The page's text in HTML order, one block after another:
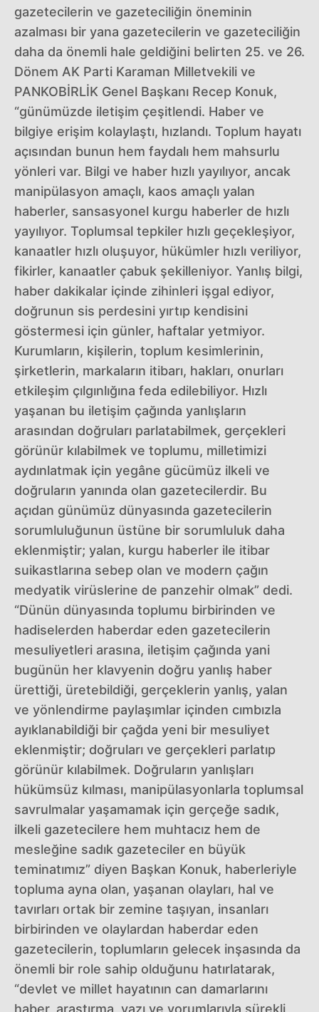
gazetecilerin ve gazeteciliğin öneminin
azalması bir yana gazetecilerin ve gazeteciliğin
daha da önemli hale geldiğini belirten 25. ve 26.
Dönem AK Parti Karaman Milletvekili ve
PANKOBİRLİK Genel Başkanı Recep Konuk,
“günümüzde iletişim çeşitlendi. Haber ve
bilgiye erişim kolaylaştı, hızlandı. Toplum hayatı
açısından bunun hem faydalı hem mahsurlu
yönleri var. Bilgi ve haber hızlı yayılıyor, ancak
manipülasyon amaçlı, kaos amaçlı yalan
haberler, sansasyonel kurgu haberler de hızlı
yayılıyor. Toplumsal tepkiler hızlı geçekleşiyor,
kanaatler hızlı oluşuyor, hükümler hızlı veriliyor,
fikirler, kanaatler çabuk şekilleniyor. Yanlış bilgi,
haber dakikalar içinde zihinleri işgal ediyor,
doğrunun sis perdesini yırtıp kendisini
göstermesi için günler, haftalar yetmiyor.
Kurumların, kişilerin, toplum kesimlerinin,
şirketlerin, markaların itibarı, hakları, onurları
etkileşim çılgınlığına feda edilebiliyor. Hızlı
yaşanan bu iletişim çağında yanlışların
arasından doğruları parlatabilmek, gerçekleri
görünür kılabilmek ve toplumu, milletimizi
aydınlatmak için yegâne gücümüz ilkeli ve
doğruların yanında olan gazetecilerdir. Bu
açıdan günümüz dünyasında gazetecilerin
sorumluluğunun üstüne bir sorumluluk daha
eklenmiştir; yalan, kurgu haberler ile itibar
suikastlarına sebep olan ve modern çağın
medyatik virüslerine de panzehir olmak” dedi.
“Dünün dünyasında toplumu birbirinden ve
hadiselerden haberdar eden gazetecilerin
mesuliyetleri arasına, iletişim çağında yani
bugünün her klavyenin doğru yanlış haber
ürettiği, üretebildiği, gerçeklerin yanlış, yalan
ve yönlendirme paylaşımlar içinden cımbızla
ayıklanabildiği bir çağda yeni bir mesuliyet
eklenmiştir; doğruları ve gerçekleri parlatıp
görünür kılabilmek. Doğruların yanlışları
hükümsüz kılması, manipülasyonlarla toplumsal
savrulmalar yaşamamak için gerçeğe sadık,
ilkeli gazetecilere hem muhtacız hem de
mesleğine sadık gazeteciler en büyük
teminatımız” diyen Başkan Konuk, haberleriyle
topluma ayna olan, yaşanan olayları, hal ve
tavırları ortak bir zemine taşıyan, insanları
birbirinden ve olaylardan haberdar eden
gazetecilerin, toplumların gelecek inşasında da
önemli bir role sahip olduğunu hatırlatarak,
“devlet ve millet hayatının can damarlarını
haber, araştırma, yazı ve yorumlarıyla sürekli